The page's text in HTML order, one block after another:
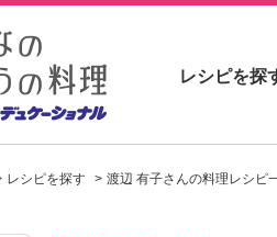
し
レシピを探
レシピを探す 渡辺 有子さんの料理レシピ